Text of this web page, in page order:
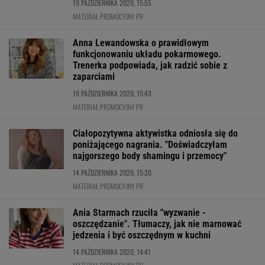
19 PAŹDZIERNIKA 2020, 15:55
MATERIAŁ PROMOCYJNY PR
Anna Lewandowska o prawidłowym
funkcjonowaniu układu pokarmowego.
Trenerka podpowiada, jak radzić sobie z
zaparciami
19 PAŹDZIERNIKA 2020, 15:43
MATERIAŁ PROMOCYJNY PR
Ciałopozytywna aktywistka odniosła się do
poniżającego nagrania. "Doświadczyłam
najgorszego body shamingu i przemocy"
14 PAŹDZIERNIKA 2020, 15:30
MATERIAŁ PROMOCYJNY PR
Ania Starmach rzuciła "wyzwanie -
oszczędzanie". Tłumaczy, jak nie marnować
jedzenia i być oszczędnym w kuchni
14 PAŹDZIERNIKA 2020, 14:41